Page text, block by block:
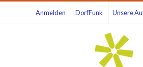
Anmelden DorfFunk Unsere